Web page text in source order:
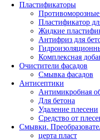
Пластификаторы
Противоморозные
Пластификатор
Жидкие
Антифриз для
Комплексная
Очистители фасадов
Смывка фасадов
Антисептики
Антимикробная
Для бетона
Удаление плесени
Средство от
Смывки.
церта пласт